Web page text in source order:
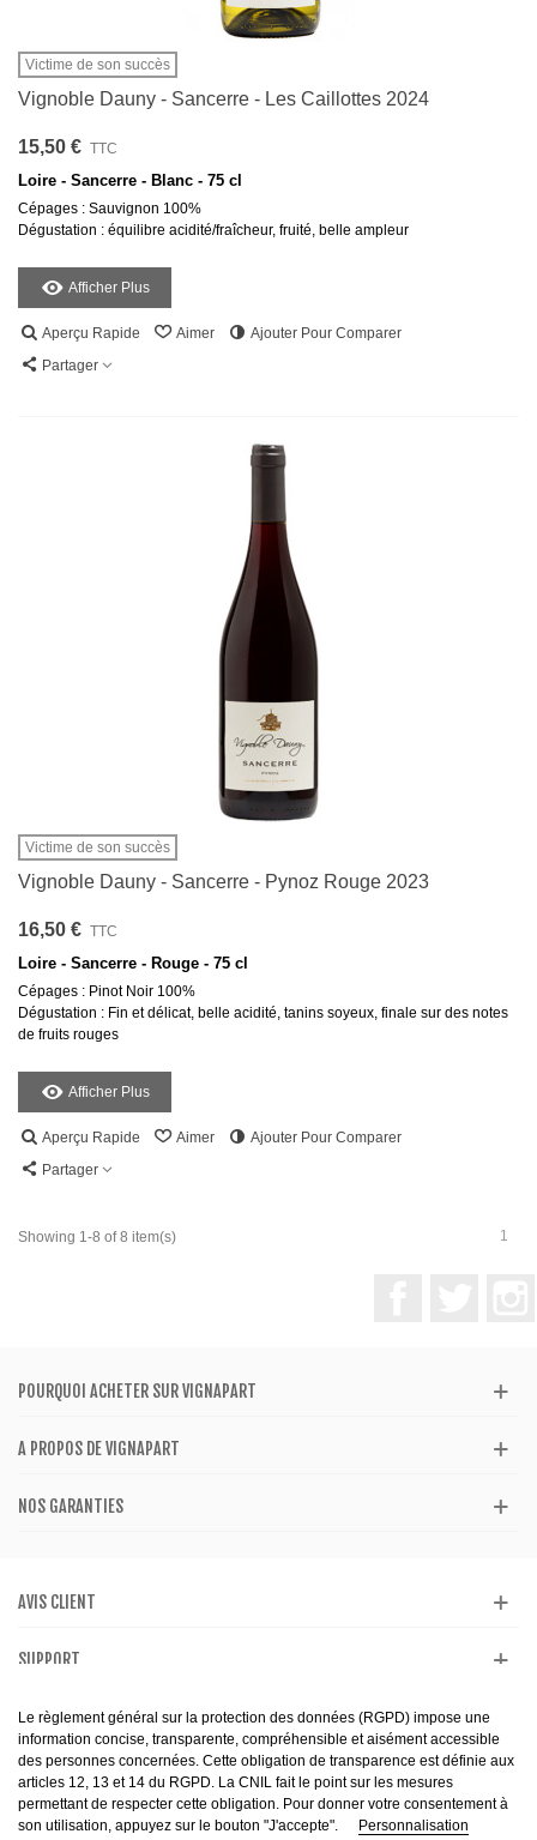
Victime de son succès
Vignoble Dauny - Sancerre - Les Caillottes 2024
15,50 € TTC
Loire - Sancerre - Blanc - 75 cl
Cépages : Sauvignon 100%
Dégustation : équilibre acidité/fraîcheur, fruité, belle ampleur
Afficher Plus
Aperçu Rapide Aimer
Ajouter Pour Comparer
Partager
Victime de son succès
Vignoble Dauny - Sancerre - Pynoz Rouge 2023
16,50 € TTC
Loire - Sancerre - Rouge - 75 cl
Cépages : Pinot Noir 100%
Dégustation : Fin et délicat, belle acidité, tanins soyeux, finale sur des notes
de fruits rouges
Afficher Plus
Aperçu Rapide Aimer
Ajouter Pour Comparer
Partager
Showing 1-8 of 8 item(s) 1
POURQUOI ACHETER SUR VIGNAPART
A PROPOS DE VIGNAPART
NOS GARANTIES
Le règlement général sur la protection des données (RGPD) impose une
information concise, transparente, compréhensible et aisément accessible
des personnes concernées. Cette obligation de transparence est définie aux
articles 12, 13 et 14 du RGPD. La CNIL fait le point sur les mesures
permettant de respecter cette obligation. Pour donner votre consentement à
son utilisation, appuyez sur le bouton "J'accepte".
Personnalisation
AVIS CLIENT
SUPPORT
CATALOGUE
© 2013-2099 . All Rights Reserved - Interdiction de vente de boissons